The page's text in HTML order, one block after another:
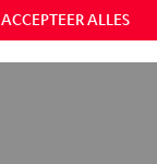
ACCEPTEER ALLES